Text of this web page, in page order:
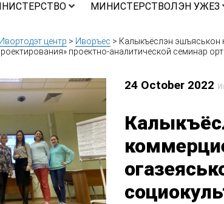
МИНИСТЕРСТВОЛЭН УЖЕЗ
Ивортодэт центр > Иворъёс > Калыкъёслэн эшъяськон
проектно-аналитической семинар
24 October 2022